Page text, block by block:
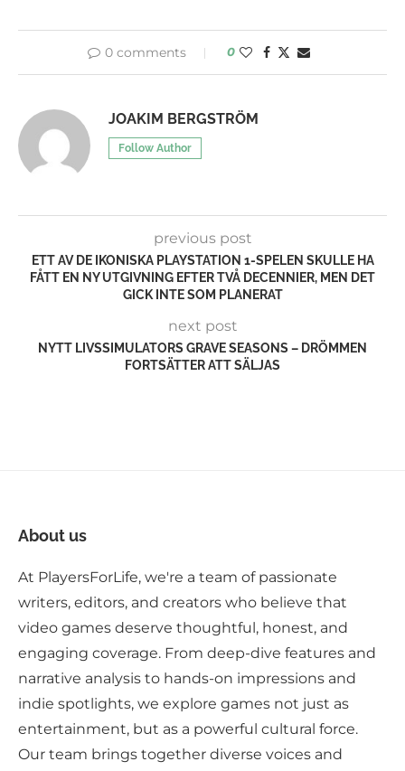
MIXED
previous post
FÅTT EN NY UTGIVNING EFTER TVÅ DECENNIER, MEN DET
GICK INTE SOM PLANERAT
next post
About us
At PlayersForLife, we're a team of passionate
writers, editors, and creators who believe that
video games deserve thoughtful, honest, and
engaging coverage. From deep-dive features and
narrative analysis to hands-on impressions and
indie spotlights, we explore games not just as